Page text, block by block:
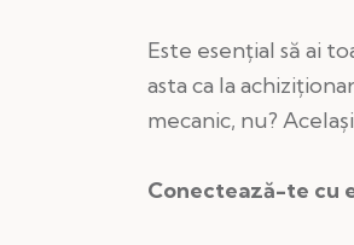
Este esențial să ai
asta ca la
mecanic, nu?
Conectează-te cu